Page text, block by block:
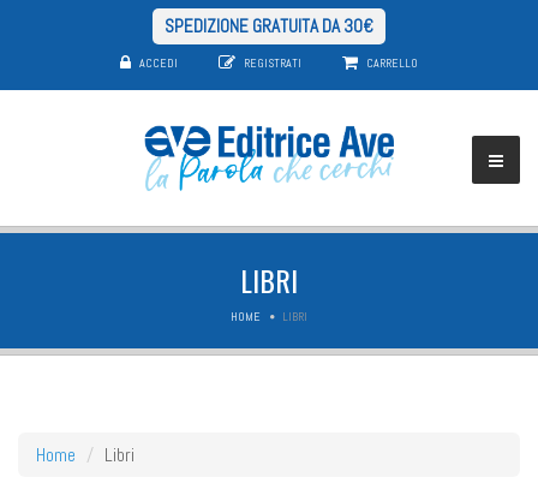
SPEDIZIONE GRATUITA DA 30€
ACCEDI REGISTRATI CARRELLO
LIBRI
HOME LIBRI
Home Libri